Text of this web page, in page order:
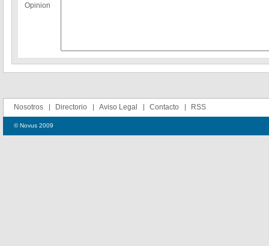
Opinion
Nosotros Directorio Aviso Legal Contacto RSS
© Novus 2009